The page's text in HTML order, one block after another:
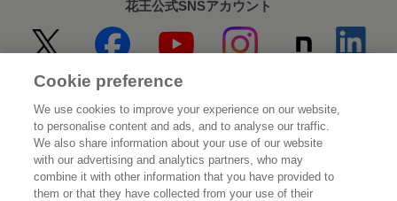
花王公式SNSアカウント
Home 花王について
サステナビリティ イノベーション
ブランド 投資家情報
Cookie preference
We use cookies to improve your experience on our website,
to personalise content and ads, and to analyse our traffic.
We also share information about your use of our website
with our advertising and analytics partners, who may
combine it with other information that you have provided to
them or that they have collected from your use of their